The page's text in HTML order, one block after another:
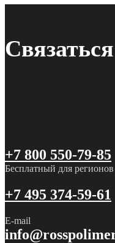
+7 800 550-79-85
Бесплатный для регионов
+7 495 374-59-61
E-mail